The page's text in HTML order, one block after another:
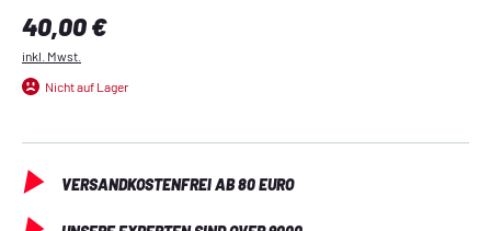
Mannöverräder
2
Regulärer Preis:
40,00 €
inkl. Mwst.
Nicht auf Lager
VERSANDKOSTENFREI AB 80 EURO